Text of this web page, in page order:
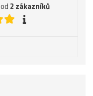
od 2 zákazníků